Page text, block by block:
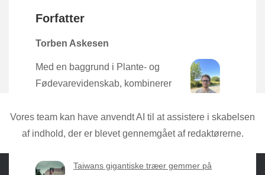
Forfatter
Torben Askesen
Med en baggrund i Plante- og
Fødevarevidenskab, kombinerer
praktisk erfaring direkte fra mulden.
Taiwans gigantiske træer gemmer på
Vores team kan have anvendt AI til at assistere i skabelsen
af indhold, der er blevet gennemgået af redaktørerne.